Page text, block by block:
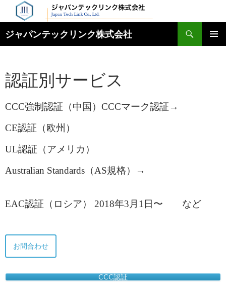
ジャパンテックリンク株式会社
索
ン
ツ
ス
ッ
認証別サービス
CCC強制認証（中国） CCCマーク認証→
CE認証（欧州）
UL認証（アメリカ）
Australian Standards（AS規格）→
EAC認証（ロシア） 2018年3月1日〜
など
お問合わせ
CCC認証